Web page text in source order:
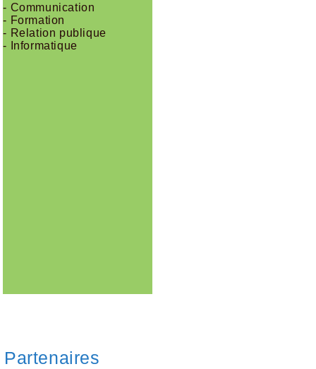
- Communication
- Formation
- Relation publique
- Informatique
Partenaires